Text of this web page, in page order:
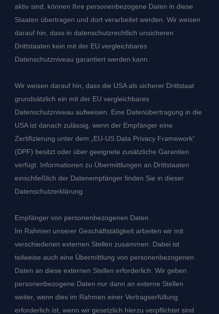
aktiv sind, können Ihre personenbezogene Daten in diese
Staaten übertragen und dort verarbeitet werden. Wir weisen
darauf hin, dass in datenschutzrechtlich unsicheren
Drittstaaten kein mit der EU vergleichbares
Datenschutzniveau garantiert werden kann.
Wir weisen darauf hin, dass die USA als sicherer Drittstaat
grundsätzlich ein mit der EU vergleichbares
Datenschutzniveau aufweisen. Eine Datenübertragung in die
USA ist danach zulässig, wenn der Empfänger eine
Zertifizierung unter dem „EU-US Data Privacy Framework“
(DPF) besitzt oder über geeignete zusätzliche Garantien
verfügt. Informationen zu Übermittlungen an Drittstaaten
einschließlich der Datenempfänger finden Sie in dieser
Datenschutzerklärung.
Empfänger von personenbezogenen Daten
Im Rahmen unserer Geschäftstätigkeit arbeiten wir mit
verschiedenen externen Stellen zusammen. Dabei ist
teilweise auch eine Übermittlung von personenbezogenen
Daten an diese externen Stellen erforderlich. Wir geben
personenbezogene Daten nur dann an externe Stellen
weiter, wenn dies im Rahmen einer Vertragserfüllung
erforderlich ist, wenn wir gesetzlich hierzu verpflichtet sind